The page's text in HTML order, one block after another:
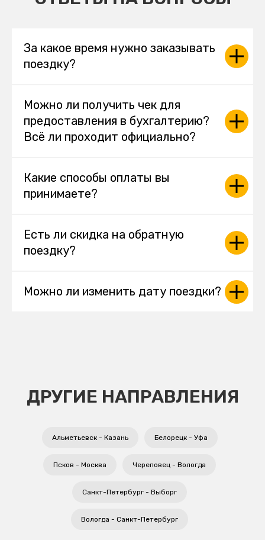
За какое время нужно заказывать
поездку?
Можно ли получить чек для
предоставления в бухгалтерию?
Всё ли проходит официально?
Какие способы оплаты вы
принимаете?
Есть ли скидка на обратную
поездку?
Можно ли изменить дату поездки?
ДРУГИЕ НАПРАВЛЕНИЯ
Альметьевск - Казань Белорецк - Уфа
Псков - Москва Череповец - Вологда
Санкт-Петербург - Выборг
Вологда - Санкт-Петербург